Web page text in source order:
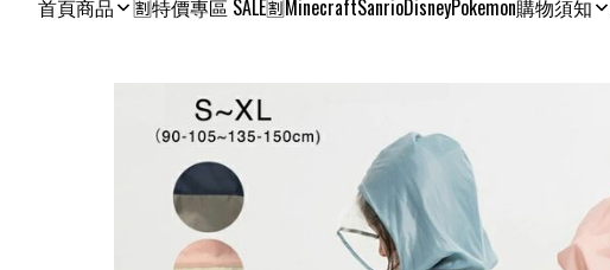
首頁商品 🈹特價專區 SALE🈹MinecraftSanrioDisneyPokemon購物須知